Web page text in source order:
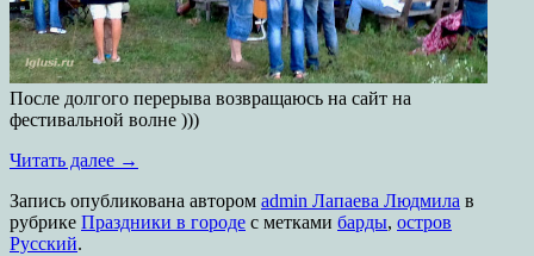
После долгого перерыва возвращаюсь на сайт на
фестивальной волне )))
Читать далее →
Запись опубликована автором admin Лапаева Людмила в
рубрике Праздники в городе с метками барды, остров
Русский.